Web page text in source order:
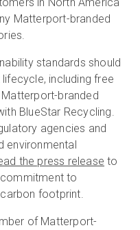
Matterport-branded
standards should
including free
branded
BlueStar Recycling.
agencies and
environmental
the press release to
to
footprint.
of Matterport-